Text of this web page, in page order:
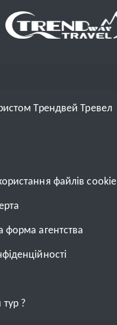
Трендвей Тревел
файлів cookie
форма агентства
?